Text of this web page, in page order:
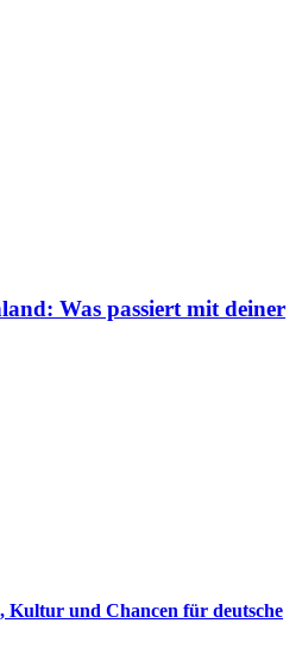
Was passiert mit deiner
Kultur und Chancen für deutsche